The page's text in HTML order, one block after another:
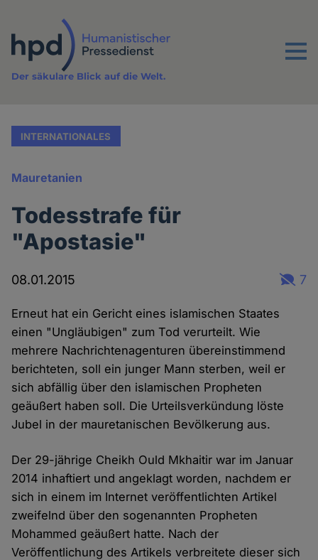
Inhalt
Menu
Der säkulare Blick auf die Welt.
INTERNATIONALES
Mauretanien
Todesstrafe für
"Apostasie"
08.01.2015 7
Erneut hat ein Gericht eines islamischen Staates
einen "Ungläubigen" zum Tod verurteilt. Wie
mehrere Nachrichtenagenturen übereinstimmend
berichteten, soll ein junger Mann sterben, weil er
sich abfällig über den islamischen Propheten
geäußert haben soll. Die Urteilsverkündung löste
Jubel in der mauretanischen Bevölkerung aus.
Der 29-jährige Cheikh Ould Mkhaitir war im Januar
2014 inhaftiert und angeklagt worden, nachdem er
sich in einem im Internet veröffentlichten Artikel
zweifelnd über den sogenannten Propheten
Mohammed geäußert hatte. Nach der
Veröffentlichung des Artikels verbreitete dieser sich